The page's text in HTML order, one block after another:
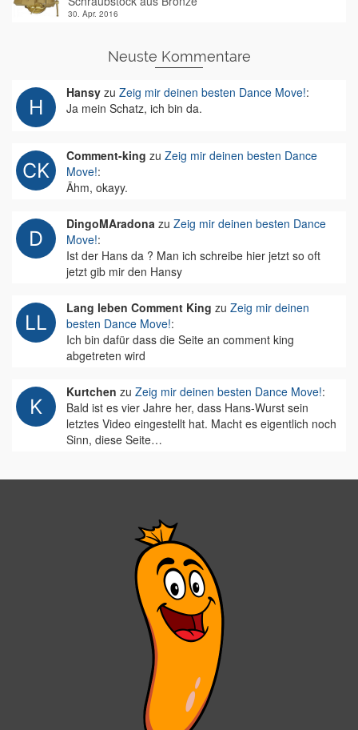
30. Apr. 2016
Neuste Kommentare
Hansy zu Zeig mir deinen besten Dance Move!:
Ja mein Schatz, ich bin da.
Comment-king zu Zeig mir deinen besten Dance
Move!:
Ähm, okayy.
DingoMAradona zu Zeig mir deinen besten Dance
Move!:
Ist der Hans da ? Man ich schreibe hier jetzt so oft
jetzt gib mir den Hansy
Lang leben Comment King zu Zeig mir deinen
besten Dance Move!:
Ich bin dafür dass die Seite an comment king
abgetreten wird
Kurtchen zu Zeig mir deinen besten Dance Move!:
Bald ist es vier Jahre her, dass Hans-Wurst sein
letztes Video eingestellt hat. Macht es eigentlich noch
Sinn, diese Seite…